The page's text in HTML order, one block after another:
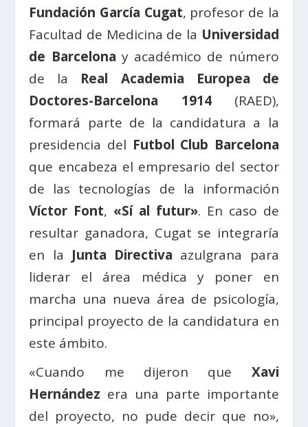
Fundación García Cugat, profesor de la
Facultad de Medicina de la Universidad
de Barcelona y académico de número
de la Real Academia Europea de
Doctores-Barcelona 1914(RAED),
formará parte de la candidatura a la
presidencia del Futbol Club Barcelona
que encabeza el empresario del sector
de las tecnologías de la información
Víctor Font, «Sí al futur». En caso de
resultar ganadora, Cugat se integraría
en la Junta Directiva azulgrana para
liderar el área médica y poner en
marcha una nueva área de psicología,
principal proyecto de la candidatura en
este ámbito.
«Cuando me dijeron que Xavi
Hernández era una parte importante
del proyecto, no pude decir que no»,